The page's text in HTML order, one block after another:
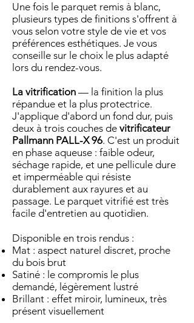
Une fois le parquet remis à blanc,
plusieurs types de finitions s'offrent à
vous selon votre style de vie et vos
préférences esthétiques. Je vous
conseille sur le choix le plus adapté
lors du rendez-vous.
La vitrification — la finition la plus
répandue et la plus protectrice.
J'applique d'abord un fond dur, puis
deux à trois couches de vitrificateur
Pallmann PALL-X 96. C'est un produit
en phase aqueuse : faible odeur,
séchage rapide, et une pellicule dure
et imperméable qui résiste
durablement aux rayures et au
passage. Le parquet vitrifié est très
facile d'entretien au quotidien.
Disponible en trois rendus :
Mat : aspect naturel discret, proche
du bois brut
Satiné : le compromis le plus
demandé, légèrement lustré
Brillant : effet miroir, lumineux, très
présent visuellement